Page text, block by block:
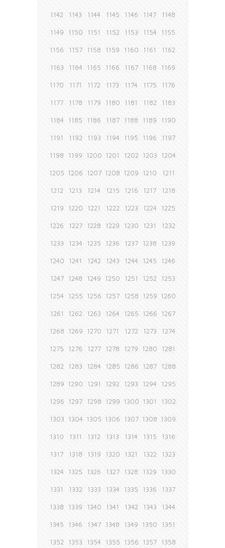
1142 1143 1144 1145 1146 1147 1148
1149 1150 1151 1152 1153 1154 1155
1156 1157 1158 1159 1160 1161 1162
1163 1164 1165 1166 1167 1168 1169
1170 1171 1172 1173 1174 1175 1176
1177 1178 1179 1180 1181 1182 1183
1184 1185 1186 1187 1188 1189 1190
1191 1192 1193 1194 1195 1196 1197
1198 1199 1200 1201 1202 1203 1204
1205 1206 1207 1208 1209 1210 1211
1212 1213 1214 1215 1216 1217 1218
1219 1220 1221 1222 1223 1224 1225
1226 1227 1228 1229 1230 1231 1232
1233 1234 1235 1236 1237 1238 1239
1240 1241 1242 1243 1244 1245 1246
1247 1248 1249 1250 1251 1252 1253
1254 1255 1256 1257 1258 1259 1260
1261 1262 1263 1264 1265 1266 1267
1268 1269 1270 1271 1272 1273 1274
1275 1276 1277 1278 1279 1280 1281
1282 1283 1284 1285 1286 1287 1288
1289 1290 1291 1292 1293 1294 1295
1296 1297 1298 1299 1300 1301 1302
1303 1304 1305 1306 1307 1308 1309
1310 1311 1312 1313 1314 1315 1316
1317 1318 1319 1320 1321 1322 1323
1324 1325 1326 1327 1328 1329 1330
1331 1332 1333 1334 1335 1336 1337
1338 1339 1340 1341 1342 1343 1344
1345 1346 1347 1348 1349 1350 1351
1352 1353 1354 1355 1356 1357 1358